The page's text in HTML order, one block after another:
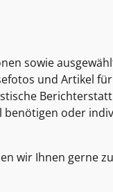
sowie
und Artikel
oder
wir Ihnen gerne